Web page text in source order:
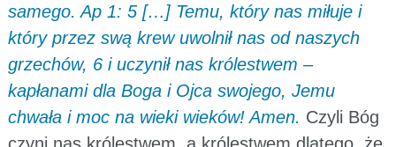
samego. Ap 1: 5 […] Temu, który nas miłuje i
który przez swą krew uwolnił nas od naszych
grzechów, 6 i uczynił nas królestwem –
kapłanami dla Boga i Ojca swojego, Jemu
chwała i moc na wieki wieków! Amen. Czyli Bóg
czyni nas królestwem, a królestwem dlatego, że